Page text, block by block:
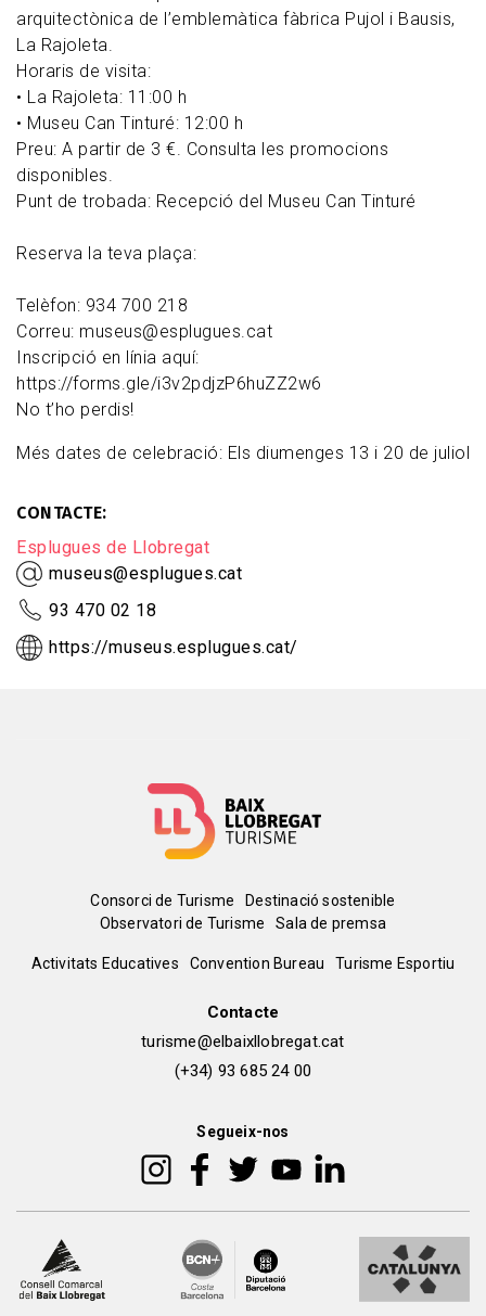
arquitectònica de l’emblemàtica fàbrica Pujol i Bausis,
La Rajoleta.
Horaris de visita:
• La Rajoleta: 11:00 h
• Museu Can Tinturé: 12:00 h
Preu: A partir de 3 €. Consulta les promocions
disponibles.
Punt de trobada: Recepció del Museu Can Tinturé
Reserva la teva plaça:
Telèfon: 934 700 218
Correu: museus@esplugues.cat
Inscripció en línia aquí:
https://forms.gle/i3v2pdjzP6huZZ2w6
No t’ho perdis!
Més dates de celebració: Els diumenges 13 i 20 de juliol
CONTACTE
Esplugues de Llobregat
museus@esplugues.cat
93 470 02 18
https://museus.esplugues.cat/
Menú
del
Consorci de Turisme
Destinació sostenible
Observatori de Turisme
Sala de premsa
Peu
Activitats Educatives Convention Bureau Turisme Esportiu
Contacte
turisme@elbaixllobregat.cat
(+34) 93 685 24 00
Segueix-nos